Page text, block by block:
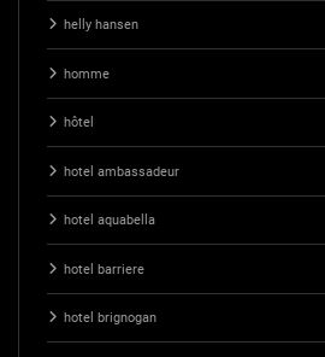
helly hansen
homme
hôtel
hotel ambassadeur
hotel aquabella
hotel barriere
hotel brignogan